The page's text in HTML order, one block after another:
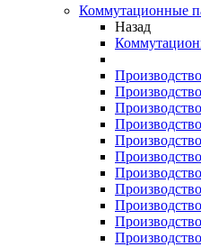
Коммутационные
Назад